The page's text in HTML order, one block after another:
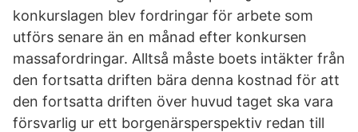
konkurslagen blev fordringar för arbete som
utförs senare än en månad efter konkursen
massafordringar. Alltså måste boets intäkter från
den fortsatta driften bära denna kostnad för att
den fortsatta driften över huvud taget ska vara
försvarlig ur ett borgenärsperspektiv redan till